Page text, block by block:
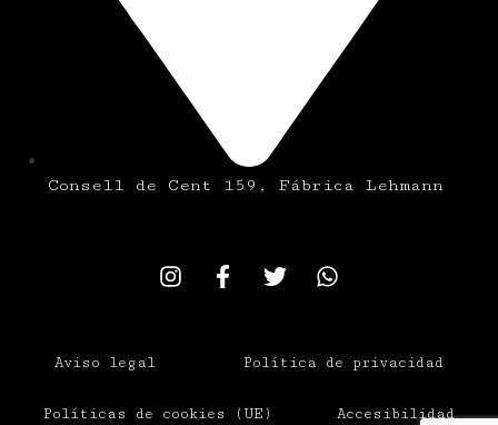
Consell de Cent 159, Fábrica Lehmann
Aviso legal Política de privacidad
Políticas de cookies (UE) Accesibilidad